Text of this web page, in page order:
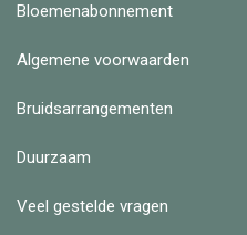
Bloemenabonnement
Algemene voorwaarden
Bruidsarrangementen
Duurzaam
Veel gestelde vragen